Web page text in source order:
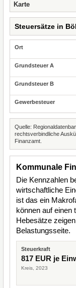
Karte
Steuersätze in
Quelle:
rechtsverbindliche
Finanzamt.
Kommunale
Die Kennzahlen
wirtschaftliche
ist das ein
können auf einen
Hebesätze
Belastungsseite.
Steuerkraft
817 EUR je
Kreis, 2023